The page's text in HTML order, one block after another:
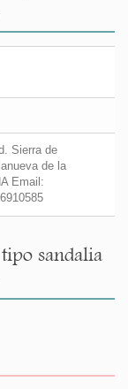
Sierra de
de la
Email:
sandalia